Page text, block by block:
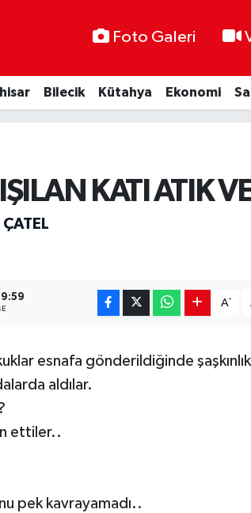
Foto Galeri
Bilecik Kütahya Ekonomi
KATI ATIK
A-
esnafa gönderildiğinde
aldılar.
ettiler..
pek kavrayamadı..